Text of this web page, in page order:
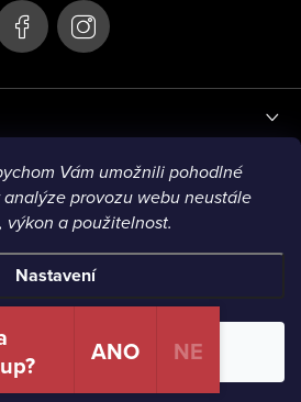
Vám umožnili pohodlné
provozu webu neustále
a použitelnost.
Nastavení
Souhlasím
Vytvořil Shoptet
ANO NE